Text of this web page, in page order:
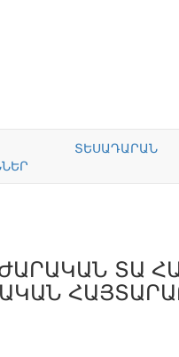
ՏԵՍԱԴԱՐԱՆ
ՏԱ